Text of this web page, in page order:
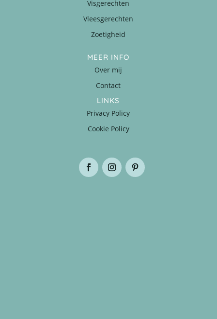
Visgerechten
Vleesgerechten
Zoetigheid
MEER INFO
Over mij
Contact
LINKS
Privacy Policy
Cookie Policy